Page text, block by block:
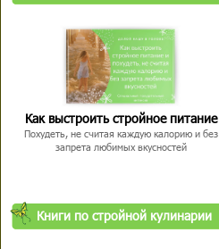
Как выстроить стройное питание
Похудеть, не считая каждую калорию и без
запрета любимых вкусностей
Книги по стройной кулинарии